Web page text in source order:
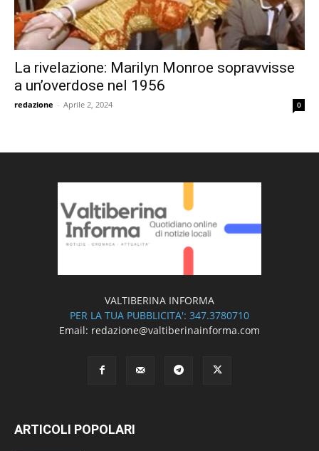
La rivelazione: Marilyn Monroe sopravvisse
a un’overdose nel 1956
redazione - Aprile 2, 2024 0
VALTIBERINA INFORMA
PER LA TUA PUBBLICITA': 347.3780710
Email: redazione@valtiberinainforma.com
ARTICOLI POPOLARI